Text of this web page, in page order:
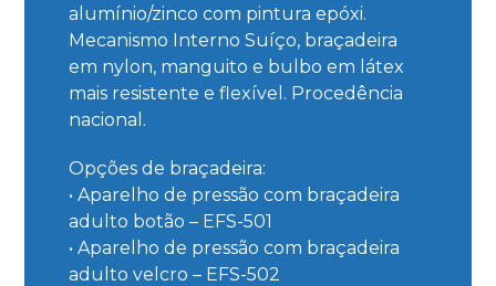
alumínio/zinco com pintura epóxi.
Mecanismo Interno Suíço, braçadeira
em nylon, manguito e bulbo em látex
mais resistente e flexível. Procedência
nacional.
Opções de braçadeira:
• Aparelho de pressão com braçadeira
adulto botão – EFS-501
• Aparelho de pressão com braçadeira
adulto velcro – EFS-502